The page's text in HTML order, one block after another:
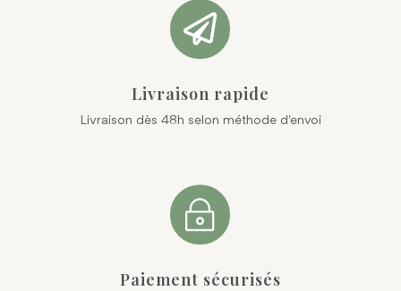

Livraison rapide
Livraison dès 48h selon méthode d'envoi
~
Paiement sécurisés